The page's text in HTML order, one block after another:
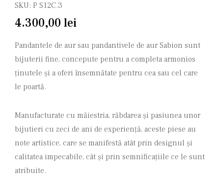
SKU: P S12C.3
4.300,00 lei
Pandantele de aur sau pandantivele de aur Sabion sunt
bijuterii fine, concepute pentru a completa armonios
ținutele și a oferi însemnătate pentru cea sau cel care
le poartă.
Manufacturate cu măiestria, răbdarea și pasiunea unor
bijutieri cu zeci de ani de experiență, aceste piese au
note artistice, care se manifestă atât prin designul și
calitatea impecabile, cât și prin semnificațiile ce le sunt
atribuite.